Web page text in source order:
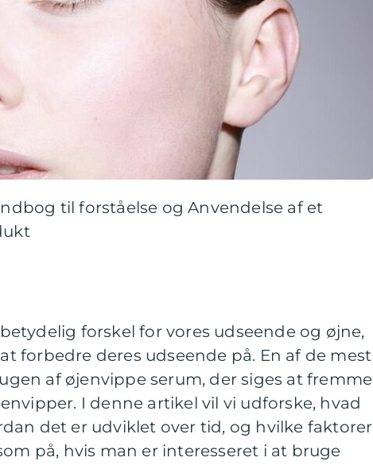
til forståelse og Anvendelse af et
forskel for vores udseende og øjne,
forbedre deres udseende på. En af de mest
af øjenvippe serum, der siges at fremme
I denne artikel vil vi udforske, hvad
det er udviklet over tid, og hvilke faktorer
på, hvis man er interesseret i at bruge